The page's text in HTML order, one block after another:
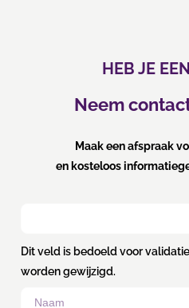
HEB JE
Neem
Maak een afspraak
en kosteloos
Dit veld is bedoeld voor
worden gewijzigd.